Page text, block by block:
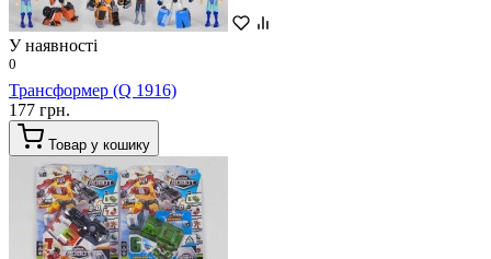
У наявності
0
Трансформер (Q 1916)
177 грн.
Товар у кошику